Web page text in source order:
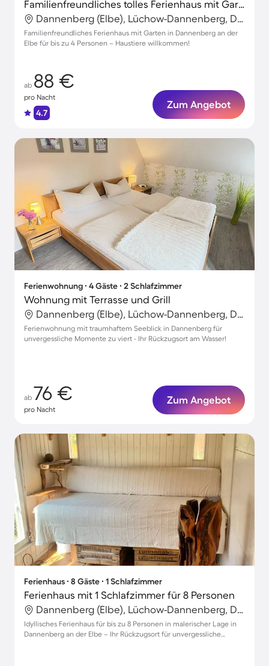
Familienfreundliches tolles Ferienhaus mit Garten, Terrasse und Grill | Haustierfreundlich
Dannenberg (Elbe), Lüchow-Dannenberg, Deutschland
Familienfreundliches Ferienhaus mit Garten in Dannenberg an der
Elbe für bis zu 4 Personen – Haustiere willkommen!
ab 88 €
pro Nacht
4.7
Zum Angebot
Ferienwohnung ∙ 4 Gäste ∙ 2 Schlafzimmer
Wohnung mit Terrasse und Grill
Dannenberg (Elbe), Lüchow-Dannenberg, Deutschland
Ferienwohnung mit traumhaftem Seeblick in Dannenberg für
unvergessliche Momente zu viert - Ihr Rückzugsort am Wasser!
ab 76 €
pro Nacht
Zum Angebot
Ferienhaus ∙ 8 Gäste ∙ 1 Schlafzimmer
Ferienhaus mit 1 Schlafzimmer für 8 Personen
Dannenberg (Elbe), Lüchow-Dannenberg, Deutschland
Idyllisches Ferienhaus für bis zu 8 Personen in malerischer Lage in
Dannenberg an der Elbe – Ihr Rückzugsort für unvergessliche